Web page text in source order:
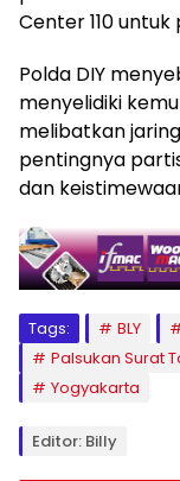
Center 110
Polda DIY
menyelidiki
melibatkan
pentingnya
dan
Tags: BLY
Palsukan Surat
Yogyakarta
Editor: Billy